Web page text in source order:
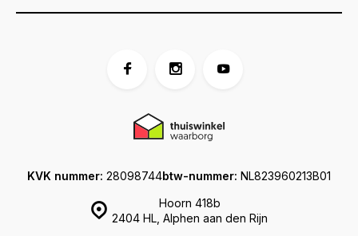
Hoorn 418b
2404 HL, Alphen aan den Rijn
KVK nummer: 28098744btw-nummer: NL823960213B01